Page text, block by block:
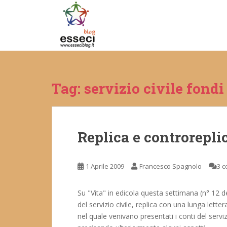
t
Tag: servizio civile fondi
Replica e
1 Aprile 2009 Francesco Spagnolo 3
Su "Vita" in edicola questa settimana (n° 12
del servizio civile, replica con una lunga
nel quale venivano presentati i conti del